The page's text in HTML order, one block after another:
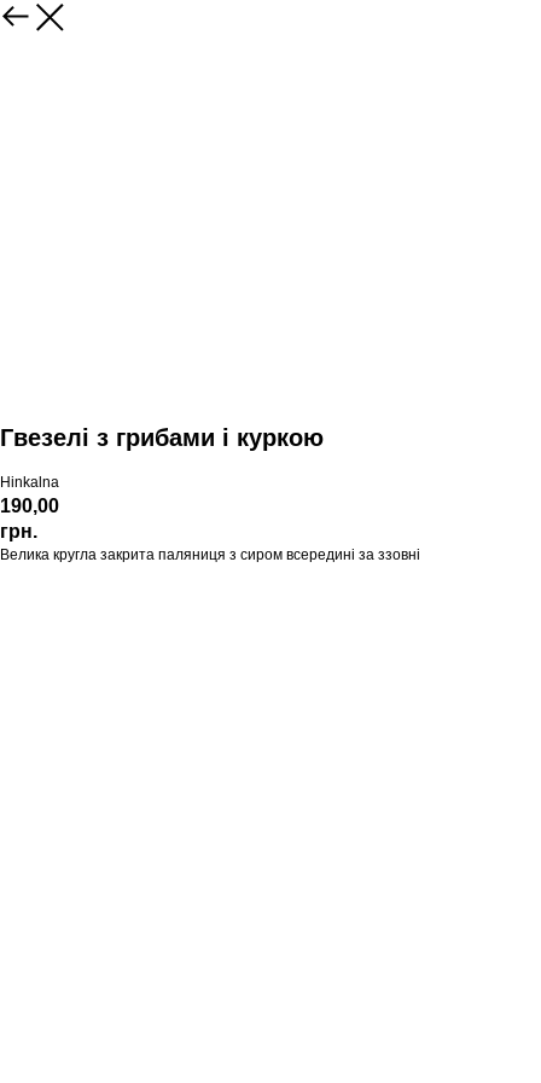
Гвезелі з грибами і куркою
Hinkalna
190,00
грн.
Велика кругла закрита паляниця з сиром всередині за ззовні